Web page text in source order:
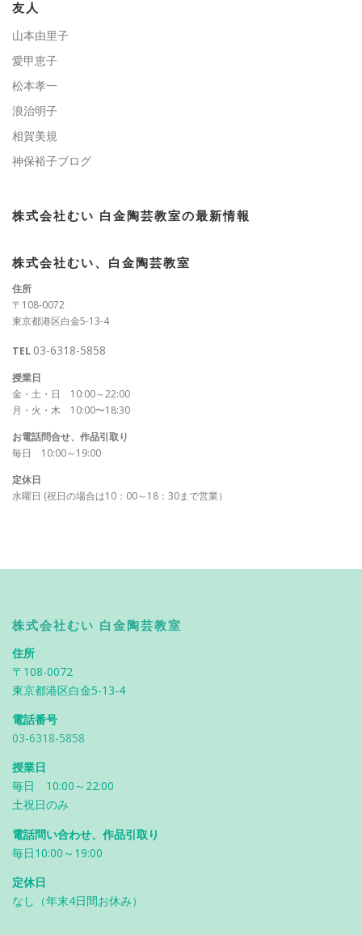
ー
友人
山本由里子
愛甲恵子
松本孝一
浪治明子
相賀美規
神保裕子ブログ
株式会社むい 白金陶芸教室の最新情報
株式会社むい、白金陶芸教室
住所
〒108-0072
東京都港区白金5-13-4
TEL 03-6318-5858
授業日
金・土・日 10:00～22:00
月・火・木 10:00〜18:30
お電話問合せ、作品引取り
毎日 10:00～19:00
定休日
水曜日 (祝日の場合は10：00～18：30まで営業）
株式会社むい 白金陶芸教室
住所
〒108-0072
東京都港区白金5-13-4
電話番号
03-6318-5858
授業日
毎日 10:00～22:00
土祝日のみ
電話問い合わせ、作品引取り
毎日10:00～19:00
定休日
なし（年末4日間お休み）